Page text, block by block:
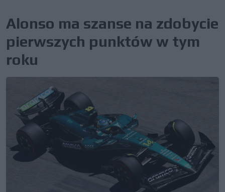
Alonso ma szanse na zdobycie
pierwszych punktów w tym
roku